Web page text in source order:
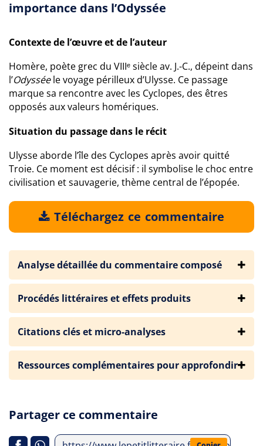
importance dans l’Odyssée
Contexte de l’œuvre et de l’auteur
Homère, poète grec du VIIIᵉ siècle av. J.-C., dépeint dans
l’Odysséele voyage périlleux d’Ulysse. Ce passage
marque sa rencontre avec les Cyclopes, des êtres
opposés aux valeurs homériques.
Situation du passage dans le récit
Ulysse aborde l’île des Cyclopes après avoir quitté
Troie. Ce moment est décisif : il symbolise le choc entre
civilisation et sauvagerie, thème central de l’épopée.
Téléchargez ce commentaire
Analyse détaillée du commentaire composé
Procédés littéraires et effets produits
Citations clés et micro-analyses
Ressources complémentaires pour approfondir
Partager ce commentaire